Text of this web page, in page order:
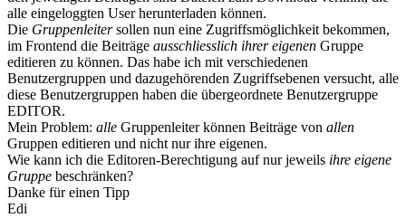
alle eingeloggten User herunterladen können.
Die Gruppenleitersollen nun eine Zugriffsmöglichkeit bekommen,
im Frontend die Beiträge ausschliesslich ihrer eigenen Gruppe
editieren zu können. Das habe ich mit verschiedenen
Benutzergruppen und dazugehörenden Zugriffsebenen versucht, alle
diese Benutzergruppen haben die übergeordnete Benutzergruppe
EDITOR.
Mein Problem: alle Gruppenleiter können Beiträge von allen
Gruppen editieren und nicht nur ihre eigenen.
Wie kann ich die Editoren-Berechtigung auf nur jeweils ihre eigene
Gruppe beschränken?
Danke für einen Tipp
Edi